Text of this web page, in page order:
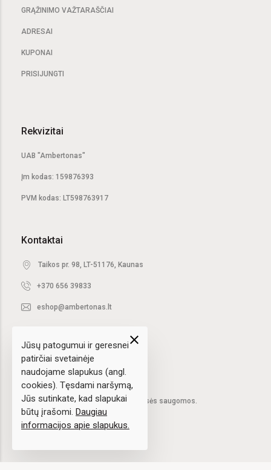
Jūsų patogumui ir geresnei
patirčiai svetainėje
naudojame slapukus (angl.
cookies). Tęsdami naršymą,
Jūs sutinkate, kad slapukai
būtų įrašomi. Daugiau
informacijos apie slapukus.
close
GRĄŽINIMO VAŽTARAŠČIAI
ADRESAI
KUPONAI
PRISIJUNGTI
Rekvizitai
UAB "Ambertonas"
Įm kodas: 159876393
PVM kodas: LT598763917
Kontaktai
Taikos pr. 98, LT-51176, Kaunas
+370 656 39833
eshop@ambertonas.lt
2020 © UAB "Ambertonas". Visos teisės saugomos.